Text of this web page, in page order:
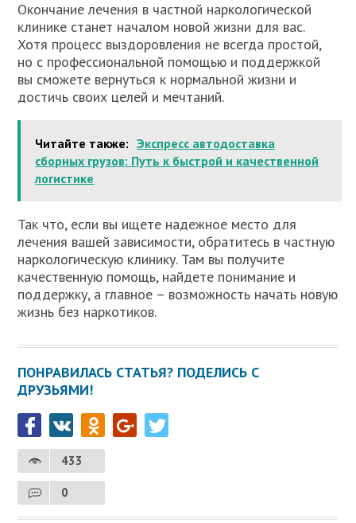
Окончание лечения в частной наркологической
клинике станет началом новой жизни для вас.
Хотя процесс выздоровления не всегда простой,
но с профессиональной помощью и поддержкой
вы сможете вернуться к нормальной жизни и
достичь своих целей и мечтаний.
Читайте также: Экспресс автодоставка
сборных грузов: Путь к быстрой и качественной
логистике
Так что, если вы ищете надежное место для
лечения вашей зависимости, обратитесь в частную
наркологическую клинику. Там вы получите
качественную помощь, найдете понимание и
поддержку, а главное – возможность начать новую
жизнь без наркотиков.
ПОНРАВИЛАСЬ СТАТЬЯ? ПОДЕЛИСЬ С
ДРУЗЬЯМИ!
433
0